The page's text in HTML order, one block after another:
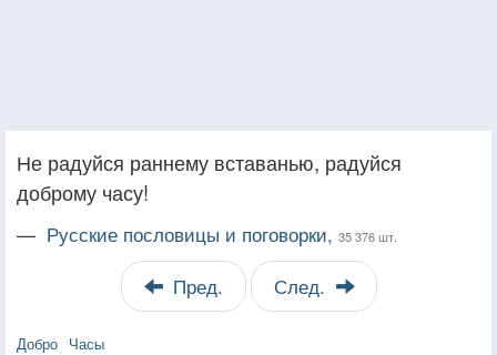
Не радуйся раннему вставанью, радуйся
доброму часу!
— Русские пословицы и поговорки, 35 376 шт.
Пред. След.
Добро Часы